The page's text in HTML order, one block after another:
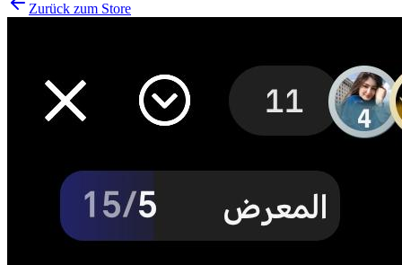
Zurück zum Store